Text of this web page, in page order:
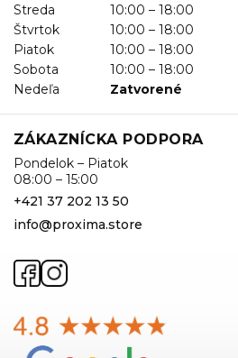
Streda
10:00 – 18:00
Štvrtok
10:00 – 18:00
Piatok
10:00 – 18:00
Sobota
10:00 – 18:00
Nedeľa
Zatvorené
ZÁKAZNÍCKA PODPORA
Pondelok – Piatok
08:00 – 15:00
+421 37 202 13 50
info@proxima.store